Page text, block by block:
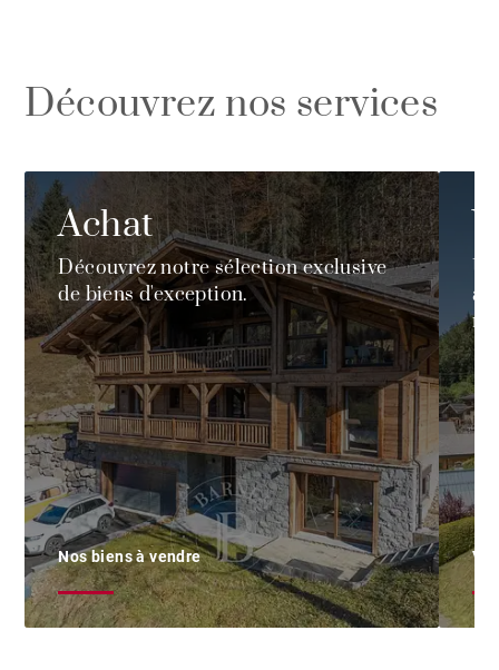
Découvrez nos services
Achat
Découvrez notre sélection exclusive
de biens d'exception.
Nos biens à vendre